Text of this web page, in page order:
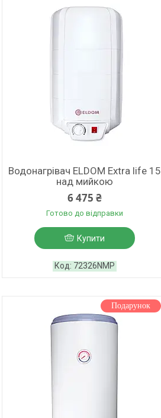
Водонагрівач ELDOM Extra life 15
над мийкою
6 475 ₴
Готово до відправки
Купити
72326NMP
Подарунок